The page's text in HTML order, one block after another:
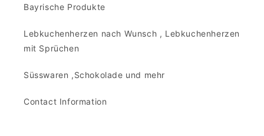
Bayrische Produkte
Lebkuchenherzen nach Wunsch , Lebkuchenherzen
mit Sprüchen
Süsswaren ,Schokolade und mehr
Contact Information